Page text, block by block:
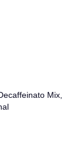
Mix,